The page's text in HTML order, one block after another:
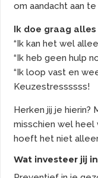
om aandacht aan
Ik doe graag
“Ik kan het wel
“Ik heb geen hulp
“Ik loop vast en
Keuzestressssss!
Herken jij je hierin?
misschien wel heel
hoeft het niet
Wat investeer jij